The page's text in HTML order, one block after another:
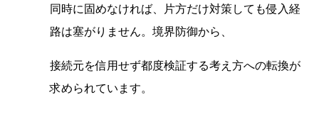
同時に固めなければ、片方だけ対策しても侵入経
路は塞がりません。境界防御から、
接続元を信用せず都度検証する考え方への転換が
求められています。